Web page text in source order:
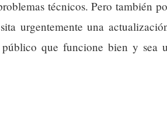
técnicos. Pero también
urgentemente una
que funcione bien y sea